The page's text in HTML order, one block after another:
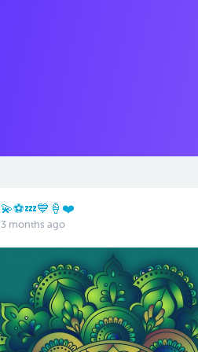
💫⚽️💤💙🍦❤️
3 months ago